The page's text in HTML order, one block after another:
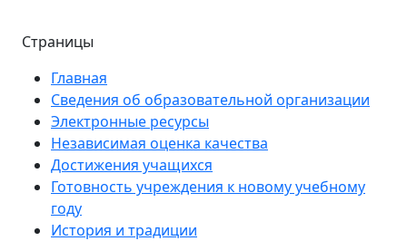
Страницы
Главная
Сведения об образовательной организации
Электронные ресурсы
Независимая оценка качества
Достижения учащихся
Готовность учреждения к новому учебному
году
История и традиции